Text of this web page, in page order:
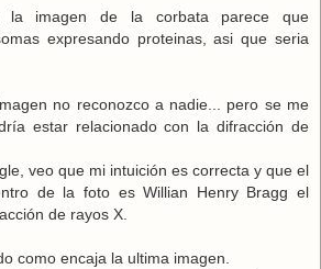
la imagen de la corbata parece que
expresando proteinas, asi que seria
no reconozco a nadie... pero se me
estar relacionado con la difracción de
veo que mi intuición es correcta y que el
de la foto es Willian Henry Bragg el
de rayos X.
como encaja la ultima imagen.